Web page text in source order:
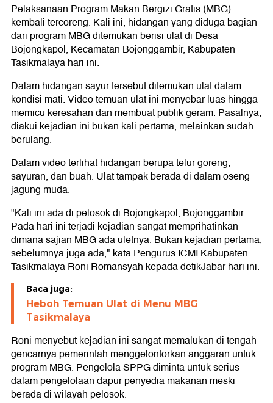
Pelaksanaan Program Makan Bergizi Gratis (MBG)
kembali tercoreng. Kali ini, hidangan yang diduga bagian
dari program MBG ditemukan berisi ulat di Desa
Bojongkapol, Kecamatan Bojonggambir, Kabupaten
Tasikmalaya hari ini.
Dalam hidangan sayur tersebut ditemukan ulat dalam
kondisi mati. Video temuan ulat ini menyebar luas hingga
memicu keresahan dan membuat publik geram. Pasalnya,
diakui kejadian ini bukan kali pertama, melainkan sudah
berulang.
Dalam video terlihat hidangan berupa telur goreng,
sayuran, dan buah. Ulat tampak berada di dalam oseng
jagung muda.
"Kali ini ada di pelosok di Bojongkapol, Bojonggambir.
Pada hari ini terjadi kejadian sangat memprihatinkan
dimana sajian MBG ada uletnya. Bukan kejadian pertama,
sebelumnya juga ada," kata Pengurus ICMI Kabupaten
Tasikmalaya Roni Romansyah kepada detikJabar hari ini.
Baca juga:
Heboh Temuan Ulat di Menu MBG
Tasikmalaya
Roni menyebut kejadian ini sangat memalukan di tengah
gencarnya pemerintah menggelontorkan anggaran untuk
program MBG. Pengelola SPPG diminta untuk serius
dalam pengelolaan dapur penyedia makanan meski
berada di wilayah pelosok.